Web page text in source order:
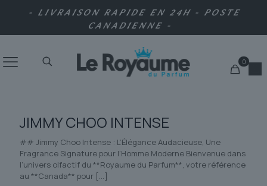
- LIVRAISON RAPIDE EN 24H - POSTE
CANADIENNE -
0
JIMMY CHOO INTENSE
## Jimmy Choo Intense : L’Élégance Audacieuse, Une
Fragrance Signature pour l’Homme Moderne Bienvenue dans
l’univers olfactif du **Royaume du Parfum**, votre référence
au **Canada** pour […]